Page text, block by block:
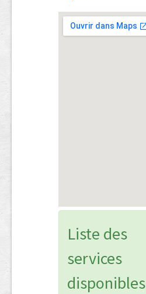
Liste des
services
disponibles